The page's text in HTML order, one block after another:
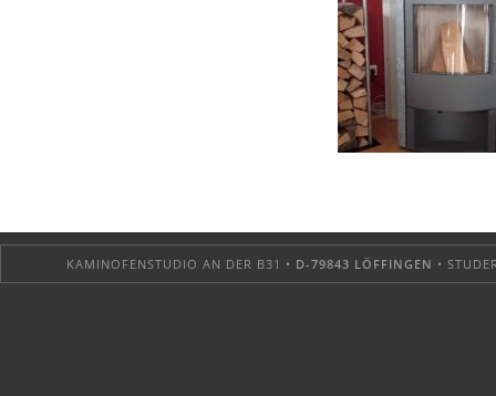
KAMINOFENSTUDIO AN DER B31 • D-79843 LÖFFINGEN •